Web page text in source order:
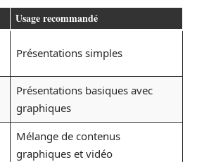
Usage recommandé
Présentations simples
Présentations basiques avec
graphiques
Mélange de contenus
graphiques et vidéo